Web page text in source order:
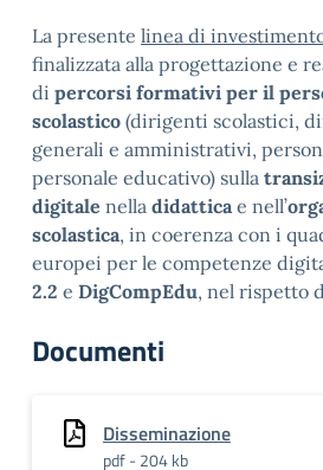
La presente linea di
finalizzata alla progettazione e
di percorsi formativi per il
scolastico (dirigenti scolastici,
generali e amministrativi,
personale educativo) sulla
digitale nella didatticae nell’
scolastica, in coerenza con i
europei per le competenze
2.2 e DigCompEdu, nel rispetto
Documenti
Disseminazione
pdf - 204 kb